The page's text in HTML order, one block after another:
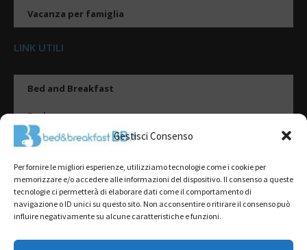
Gestisci Consenso
Per fornire le migliori esperienze, utilizziamo tecnologie come i cookie per
memorizzare e/o accedere alle informazioni del dispositivo. Il consenso a queste
tecnologie ci permetterà di elaborare dati come il comportamento di
navigazione o ID unici su questo sito. Non acconsentire o ritirare il consenso può
influire negativamente su alcune caratteristiche e funzioni.
Vacanza per famiglia
LINK UTILI
Bed and Breakfast
Esplora
Tipologie di alloggio
Destinazioni
Il mio account